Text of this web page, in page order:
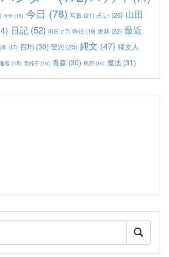
今年(15) 今日 (78) 写真 (21) 占い(26) 山田
日記 (52) 明日 (17) 昨日 (19) 更新 (22) 最近
事 (17) 百均 (30) 竪穴 (25) 縄文 (47) 縄文人
連載 (18) 雪雄子(16) 青森 (30) 風邪(16) 魔法 (31)